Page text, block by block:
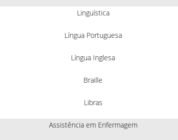
Linguística
Língua Portuguesa
Língua Inglesa
Braille
Libras
Assistência em Enfermagem